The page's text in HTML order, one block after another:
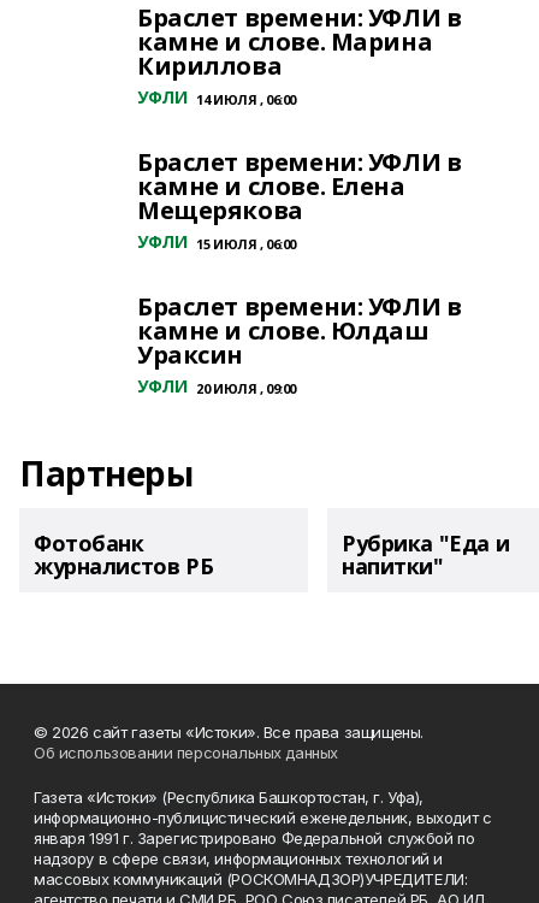
Браслет времени: УФЛИ в
камне и слове. Марина
Кириллова
УФЛИ 14 ИЮЛЯ , 06:00
Браслет времени: УФЛИ в
камне и слове. Елена
Мещерякова
УФЛИ 15 ИЮЛЯ , 06:00
Браслет времени: УФЛИ в
камне и слове. Юлдаш
Ураксин
УФЛИ 20 ИЮЛЯ , 09:00
Партнеры
Фотобанк
журналистов РБ
Рубрика "Еда и
напитки"
© 2026 сайт газеты «Истоки». Все права защищены.
Об использовании персональных данных
Газета «Истоки» (Республика Башкортостан, г. Уфа),
информационно-публицистический еженедельник, выходит с
января 1991 г. Зарегистрировано Федеральной службой по
надзору в сфере связи, информационных технологий и
массовых коммуникаций (РОСКОМНАДЗОР)УЧРЕДИТЕЛИ: